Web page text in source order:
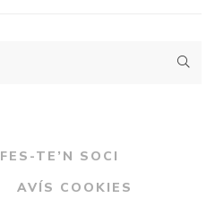
FES-TE’N SOCI
AVÍS COOKIES